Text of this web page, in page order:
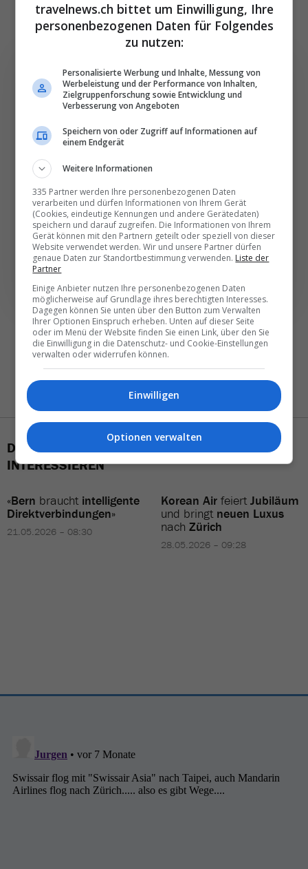
Die wichtigsten und
besten News direkt in
Ihr E‑Mail-Postfach
Täglich oder wöchentlich, mit mehr Insights oder
weniger. Bei Travel­news haben Sie die Wahl.
NEWSLETTER ENTDECKEN
DAS KÖNNTE SIE AUCH
INTERESSIEREN
«Bern braucht intelligente
Direktverbindungen»
21.05.2026 – 08:30
Korean Air feiertJubiläum
und bringt neuen Luxus
nach Zürich
28.05.2026 – 09:28
travelnews.ch bittet um Einwilligung, Ihre
personenbezogenen Daten für Folgendes
zu nutzen:
Personalisierte Werbung und Inhalte, Messung von
Werbeleistung und der Performance von Inhalten,
Zielgruppenforschung sowie Entwicklung und
Verbesserung von Angeboten
Speichern von oder Zugriff auf Informationen auf
einem Endgerät
Weitere Informationen
335 Partner werden Ihre personenbezogenen Daten
verarbeiten und dürfen Informationen von Ihrem Gerät
(Cookies, eindeutige Kennungen und andere Gerätedaten)
speichern und darauf zugreifen. Die Informationen von Ihrem
Gerät können mit den Partnern geteilt oder speziell von dieser
Website verwendet werden. Wir und unsere Partner dürfen
genaue Daten zur Standortbestimmung verwenden. Liste der
Partner
Einige Anbieter nutzen Ihre personenbezogenen Daten
möglicherweise auf Grundlage ihres berechtigten Interesses.
Dagegen können Sie unten über den Button zum Verwalten
Ihrer Optionen Einspruch erheben. Unten auf dieser Seite
oder im Menü der Website finden Sie einen Link, über den Sie
die Einwilligung in die Datenschutz- und Cookie-Einstellungen
verwalten oder widerrufen können.
Einwilligen
Optionen verwalten